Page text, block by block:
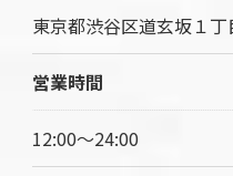
東京都渋谷区道玄坂１
営業時間
12:00～24:00